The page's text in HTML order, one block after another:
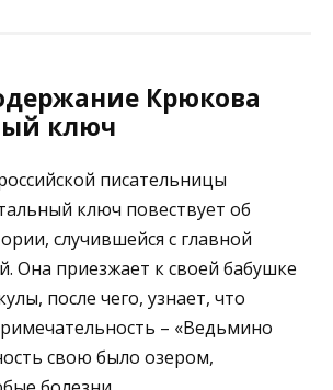
Крюкова
ключ
писательницы
ключ повествует об
случившейся с главной
Она приезжает к своей бабушке
после чего, узнает, что
– «Ведьмино
свою было озером,